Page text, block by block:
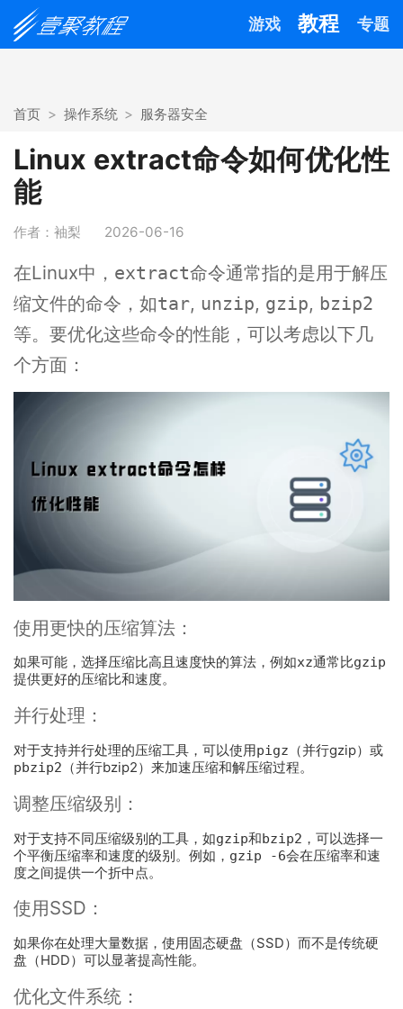
游戏 教程 专题
首页 操作系统 服务器安全
Linux extract命令如何优化性
能
作者：袖梨 2026-06-16
在Linux中， extract命令通常指的是用于解压
缩文件的命令，如tar, unzip, gzip, bzip2
等。要优化这些命令的性能，可以考虑以下几
个方面：
使用更快的压缩算法：
如果可能，选择压缩比高且速度快的算法，例如xz通常比gzip
提供更好的压缩比和速度。
并行处理：
对于支持并行处理的压缩工具，可以使用pigz （并行gzip）或
pbzip2 （并行bzip2）来加速压缩和解压缩过程。
调整压缩级别：
对于支持不同压缩级别的工具，如gzip和bzip2 ，可以选择一
个平衡压缩率和速度的级别。例如， gzip -6会在压缩率和速
度之间提供一个折中点。
使用SSD：
如果你在处理大量数据，使用固态硬盘（SSD）而不是传统硬
盘（HDD）可以显著提高性能。
优化文件系统：